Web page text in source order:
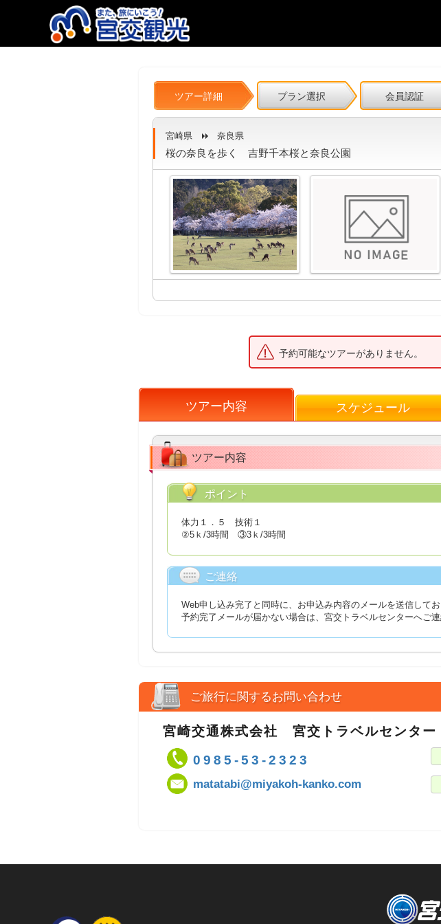
ツアー詳細 プラン選択 会員認証
宮崎県 奈良県
桜の奈良を歩く 吉野千本桜と奈良公園
予約可能なツアーがありません。
ツアー内容 スケジュール
ツアー内容
ポイント
体力１．５ 技術１
②5ｋ/3時間 ③3ｋ/3時間
ご連絡
Web申し込み完了と同時に、お申込み内容のメールを送信してお
予約完了メールが届かない場合は、宮交トラベルセンターへご連
ご旅行に関するお問い合わせ
宮崎交通株式会社 宮交トラベルセンタ
0985-53-2323
matatabi@miyakoh-kanko.com